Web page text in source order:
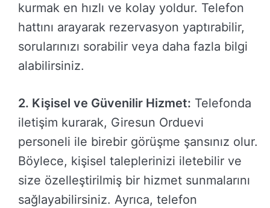
kurmak en hızlı ve kolay yoldur. Telefon
hattını arayarak rezervasyon yaptırabilir,
sorularınızı sorabilir veya daha fazla bilgi
alabilirsiniz.
2. Kişisel ve Güvenilir Hizmet: Telefonda
iletişim kurarak, Giresun Orduevi
personeli ile birebir görüşme şansınız olur.
Böylece, kişisel taleplerinizi iletebilir ve
size özelleştirilmiş bir hizmet sunmalarını
sağlayabilirsiniz. Ayrıca, telefon